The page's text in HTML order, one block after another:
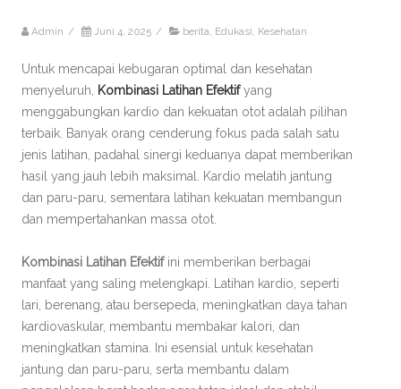
Admin / Juni 4, 2025 / berita, Edukasi, Kesehatan
Untuk mencapai kebugaran optimal dan kesehatan
menyeluruh,
Kombinasi Latihan Efektifyang
menggabungkan kardio dan kekuatan otot adalah pilihan
terbaik. Banyak orang cenderung fokus pada salah satu
jenis latihan, padahal sinergi keduanya dapat memberikan
hasil yang jauh lebih maksimal. Kardio melatih jantung
dan paru-paru, sementara latihan kekuatan membangun
dan mempertahankan massa otot.
Kombinasi Latihan Efektifini memberikan berbagai
manfaat yang saling melengkapi. Latihan kardio, seperti
lari, berenang, atau bersepeda, meningkatkan daya tahan
kardiovaskular, membantu membakar kalori, dan
meningkatkan stamina. Ini esensial untuk kesehatan
jantung dan paru-paru, serta membantu dalam